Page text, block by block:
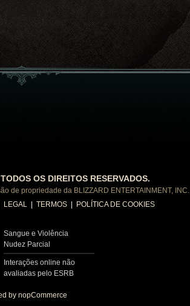
OS DIREITOS RESERVADOS.
de propriedade da BLIZZARD ENTERTAINMENT, INC.
LEGAL TERMOS POLÍTICA DE COOKIES
Sangue e Violência
Nudez Parcial
Interações online não
avaliadas pelo ESRB
by nopCommerce